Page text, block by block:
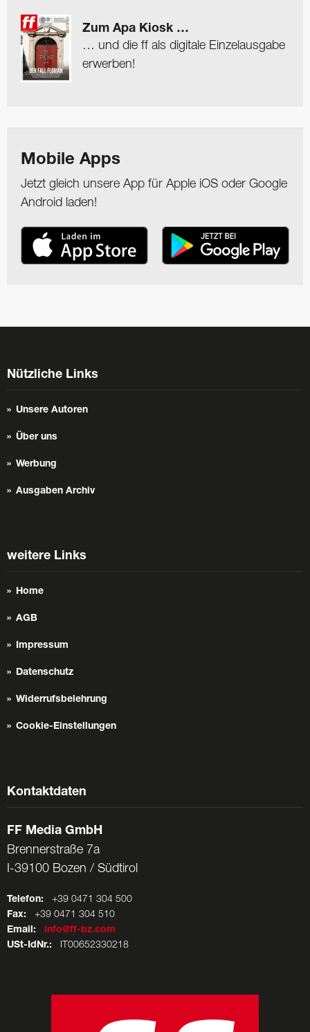
Zum Apa Kiosk …
… und die ff als digitale Einzelausgabe
erwerben!
Mobile Apps
Jetzt gleich unsere App für Apple iOS oder Google
Android laden!
Nützliche Links
Unsere Autoren
Über uns
Werbung
Ausgaben Archiv
weitere Links
Home
AGB
Impressum
Datenschutz
Widerrufsbelehrung
Cookie-Einstellungen
Kontaktdaten
FF Media GmbH
Brennerstraße 7a
I-39100 Bozen / Südtirol
Telefon: +39 0471 304 500
Fax: +39 0471 304 510
Email:
info@ff-bz.com
USt-IdNr.: IT00652330218